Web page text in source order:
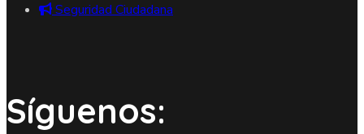
Seguridad Ciudadana
Síguenos: